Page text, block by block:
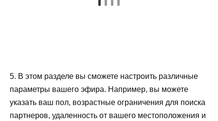
5. В этом разделе вы сможете настроить различные
параметры вашего эфира. Например, вы можете
указать ваш пол, возрастные ограничения для поиска
партнеров, удаленность от вашего местоположения и